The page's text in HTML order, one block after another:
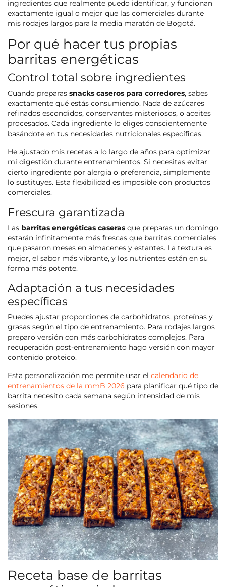
ingredientes que realmente puedo identificar, y funcionan
exactamente igual o mejor que las comerciales durante
mis rodajes largos para la media maratón de Bogotá.
Por qué hacer tus propias
barritas energéticas
Control total sobre ingredientes
Cuando preparas snacks caseros para corredores, sabes
exactamente qué estás consumiendo. Nada de azúcares
refinados escondidos, conservantes misteriosos, o aceites
procesados. Cada ingrediente lo eliges conscientemente
basándote en tus necesidades nutricionales específicas.
He ajustado mis recetas a lo largo de años para optimizar
mi digestión durante entrenamientos. Si necesitas evitar
cierto ingrediente por alergia o preferencia, simplemente
lo sustituyes. Esta flexibilidad es imposible con productos
comerciales.
Frescura garantizada
Las barritas energéticas caseras que preparas un domingo
estarán infinitamente más frescas que barritas comerciales
que pasaron meses en almacenes y estantes. La textura es
mejor, el sabor más vibrante, y los nutrientes están en su
forma más potente.
Adaptación a tus necesidades
específicas
Puedes ajustar proporciones de carbohidratos, proteínas y
grasas según el tipo de entrenamiento. Para rodajes largos
preparo versión con más carbohidratos complejos. Para
recuperación post-entrenamiento hago versión con mayor
contenido proteico.
Esta personalización me permite usar el calendario de
entrenamientos de la mmB 2026 para planificar qué tipo de
barrita necesito cada semana según intensidad de mis
sesiones.
Receta base de barritas